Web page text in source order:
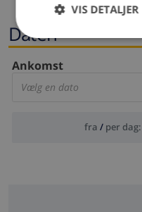
Daten
Ankomst
Vælg en dato
fra / per dag:
VIS DETALJER